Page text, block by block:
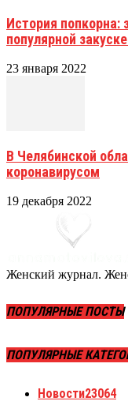
История
популярной
23 января 2022
В Челябинской
коронавирусом
19 декабря 2022
Женский журнал.
ПОПУЛЯРНЫЕ ПОСТЫ
ПОПУЛЯРНЫЕ
Новости23064